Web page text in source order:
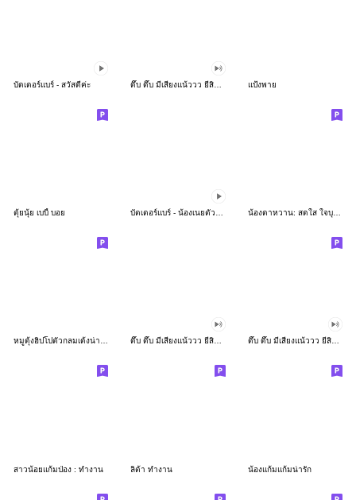
บัตเตอร์แบร์ - สวัสดีค่ะ แป้งพาย
ตุ้ยนุ้ย เบบี้ บอย น้องตาหวาน: สดใส ใจบุญ (สีพาสเทล)
หมูดุ้งฮิปโปตัวกลมเด้งน่ารัก ดึ๊บ ดึ๊บ มีเสียงแน้ววว ยี่สิบเจ็ด ดึ๊บ ดึ๊บ มีเสียงแน้ววว ยี่สิบหก
สาวน้อยแก้มป่อง : ทำงาน ลิต้า ทำงาน น้องแก้มแก้มน่ารัก